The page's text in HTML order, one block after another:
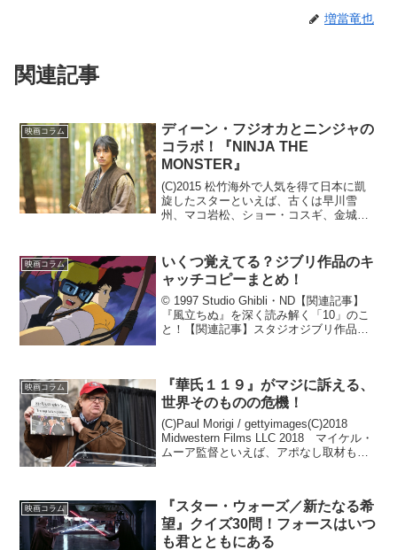
増當竜也
関連記事
映画コラム
ディーン・フジオカとニンジャの
コラボ！『NINJA THE
MONSTER』
(C)2015 松竹海外で人気を得て日本に凱
旋したスターといえば、古くは早川雪
州、マコ岩松、ショー・コスギ、金城
ン・フジオカでしょう。一方、海外で日
本以上の人気を獲得し...
映画コラム
いくつ覚えてる？ジブリ作品のキ
ャッチコピーまとめ！
© 1997 Studio Ghibli・ND【関連記事】
『風立ちぬ』を深く読み解く「10」のこ
と！【関連記事】スタジオジブリ作品、
映画コラム
『華氏１１９』がマジに訴える、
世界そのものの危機！
(C)Paul Morigi / gettyimages(C)2018
Midwestern Films LLC 2018 マイケル・
ムーア監督といえば、アポなし取材も辞
映画コラム
『スター・ウォーズ／新たなる希
望』クイズ30問！フォースはいつ
も君とともにある